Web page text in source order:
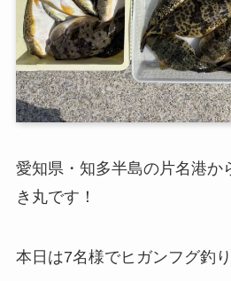
愛知県・知多半島の片名港か
き丸です！
本日は7名様でヒガンフグ釣